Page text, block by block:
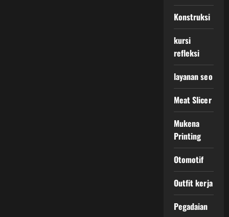
Konstruksi
kursi
refleksi
layanan seo
Meat Slicer
Mukena
Printing
Otomotif
Outfit kerja
Pegadaian